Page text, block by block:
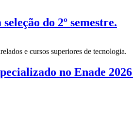
do 2º semestre.
no Enade